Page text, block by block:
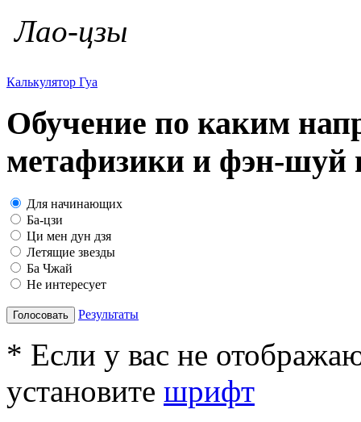
Лао-цзы
Калькулятор Гуа
Обучение по каким
метафизики и фэн-шуй
Для начинающих
Ба-цзи
Ци мен дун дзя
Летящие звезды
Ба Чжай
Не интересует
Голосовать Результаты
* Если у вас не
установите шрифт